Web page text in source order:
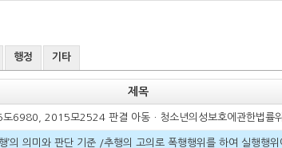
행정 기타
제목
6980, 2015모2524 판결 아동ㆍ청소년의성보호에관한법률위
’의 의미와 판단 기준 /추행의 고의로 폭행행위를 하여 실행행